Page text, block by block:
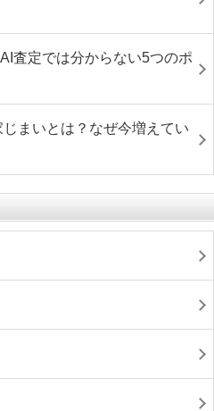
定では分からない5つのポ
じまいとは？なぜ今増えてい